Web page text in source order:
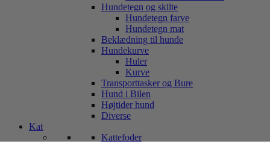
Hundetegn og skilte
Hundetegn farve
Hundetegn mat
Beklædning til hunde
Hundekurve
Huler
Kurve
Transporttasker og Bure
Hund i Bilen
Højtider hund
Diverse
Kat
Kattefoder